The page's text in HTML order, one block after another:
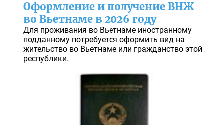
Оформление и получение ВНЖ
во Вьетнаме в 2026 году
Для проживания во Вьетнаме иностранному
подданному потребуется оформить вид на
жительство во Вьетнаме или гражданство этой
республики.